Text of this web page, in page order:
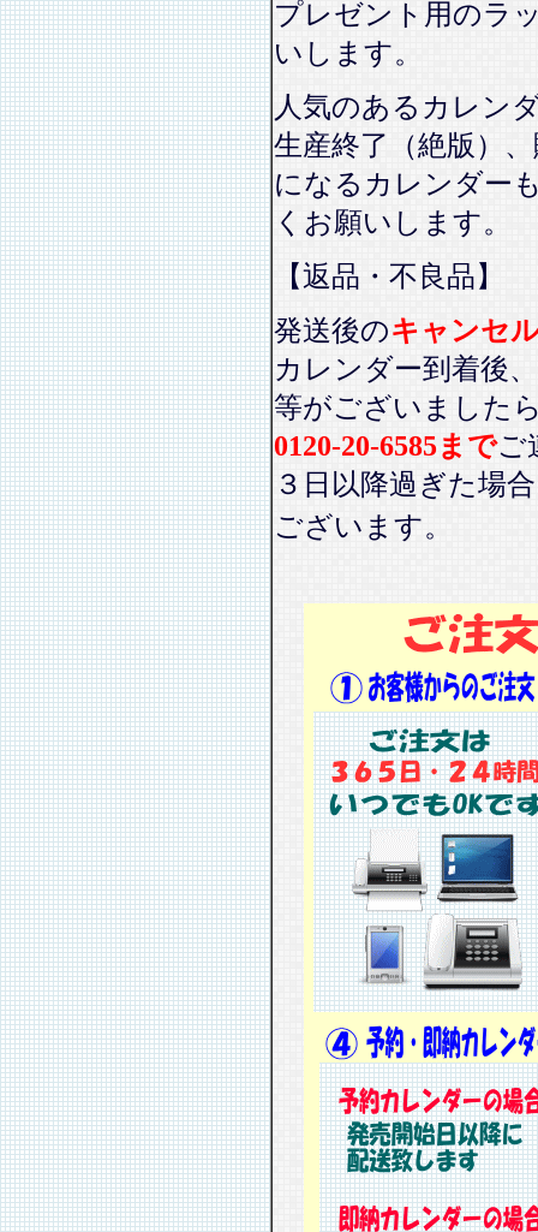
プレゼント用のラ
いします。
人気のあるカレン
生産終了（絶版）
になるカレンダー
くお願いします。
【返品・不良品】
発送後のキャンセ
カレンダー到着後、
等がございました
0120-20-6585までご
３日以降過ぎた場
ございます。